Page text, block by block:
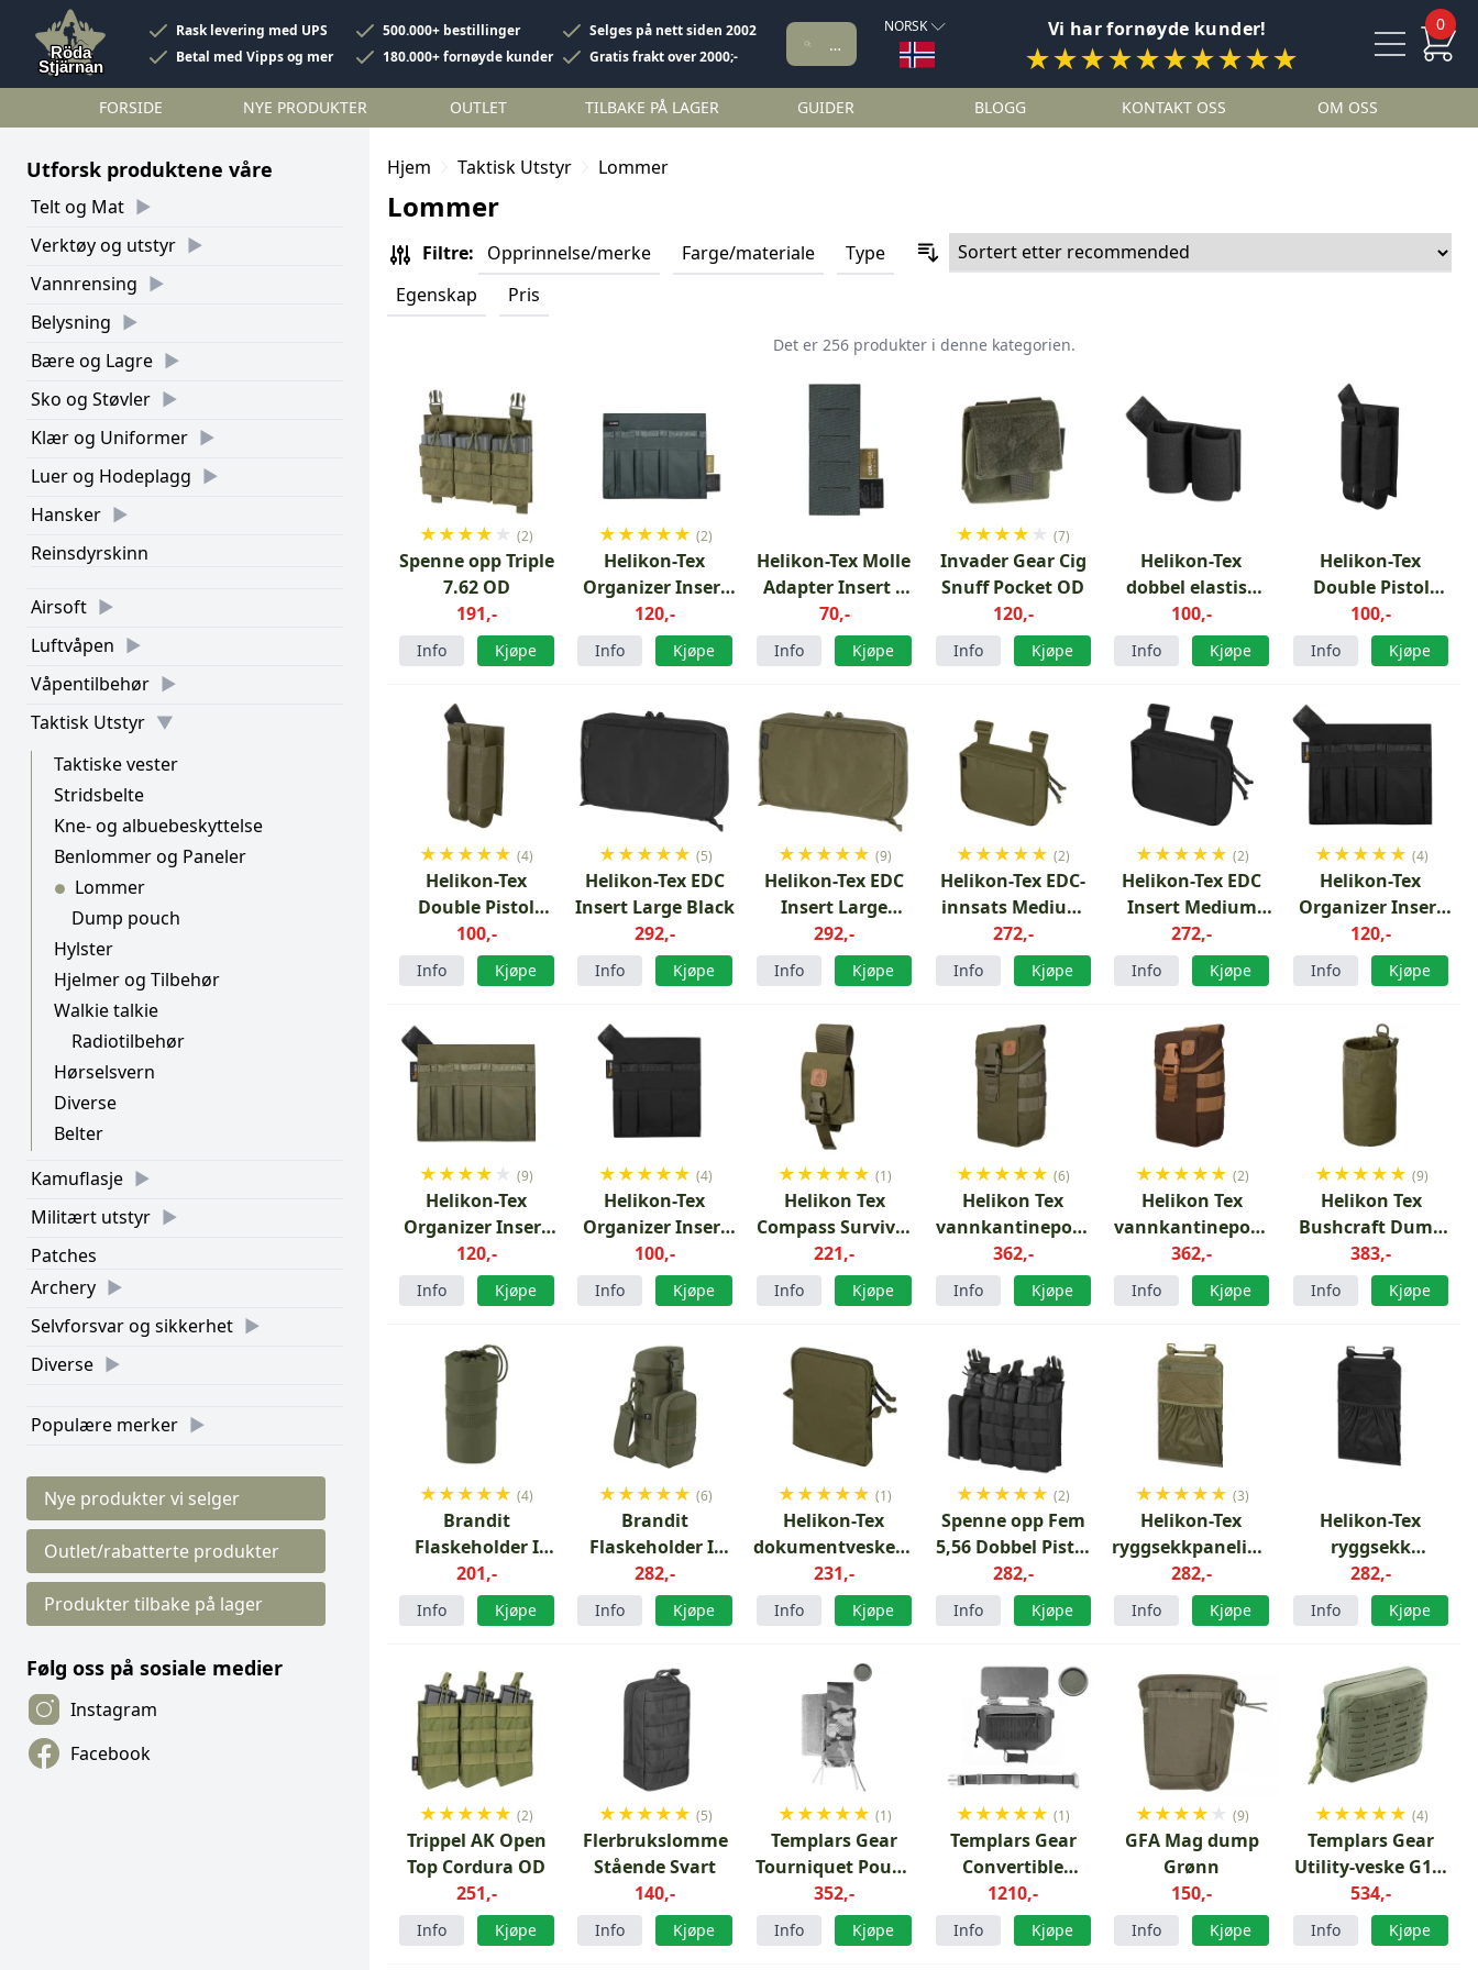
Rask levering med UPS 500.000+ bestillinger
Selges på nett siden 2002
Betal med Vipps og mer
180.000+ fornøyde kunder Gratis frakt over 2000;-
NORSK Vi har fornøyde kunder!
★★★★★★★★★★
0
FORSIDE NYE PRODUKTER OUTLET TILBAKE PÅ LAGER GUIDER BLOGG KONTAKT OSS OM OSS
Utforsk produktene våre
Telt og Mat
Verktøy og utstyr
Vannrensing
Belysning
Bære og Lagre
Sko og Støvler
Klær og Uniformer
Luer og Hodeplagg
Hansker
Reinsdyrskinn
Airsoft
Luftvåpen
Våpentilbehør
Taktisk Utstyr
Taktiske vester
Stridsbelte
Kne- og albuebeskyttelse
Benlommer og Paneler
● Lommer
Dump pouch
Hylster
Hjelmer og Tilbehør
Walkie talkie
Radiotilbehør
Hørselsvern
Diverse
Belter
Kamuflasje
Militært utstyr
Patches
Archery
Selvforsvar og sikkerhet
Diverse
Populære merker
Nye produkter vi selger
Outlet/rabatterte produkter
Produkter tilbake på lager
Følg oss på sosiale medier
Instagram
Facebook
Hjem Taktisk Utstyr Lommer
Lommer
Filtre: Opprinnelse/merke Farge/materiale
Type
Egenskap
Pris
Det er 256 produkter i denne kategorien.
★★★★ ★ (2)
Spenne opp Triple
7.62 OD
191,-
Info Kjøpe
★★★★★ (2)
Helikon-Tex
Organizer Insert
Large Shadow
Grey
120,-
Info Kjøpe
Helikon-Tex Molle
Adapter Insert 1
Shadow Grey
70,-
Info Kjøpe
★★★★ ★ (7)
Invader Gear Cig
Snuff Pocket OD
120,-
Info Kjøpe
Helikon-Tex
dobbel elastisk
innsats svart
100,-
Info Kjøpe
Helikon-Tex
Double Pistol
Magasininnsats
Sort
100,-
Info Kjøpe
★★★★★ (4)
Helikon-Tex
Double Pistol
Magasininnsats
Grønn
100,-
Info Kjøpe
★★★★★ (5)
Helikon-Tex EDC
Insert Large Black
292,-
Info Kjøpe
★★★★★ (9)
Helikon-Tex EDC
Insert Large
Green
292,-
Info Kjøpe
★★★★★ (2)
Helikon-Tex EDC-
innsats Medium
Grønn
272,-
Info Kjøpe
★★★★★ (2)
Helikon-Tex EDC
Insert Medium
Black
272,-
Info Kjøpe
★★★★★ (4)
Helikon-Tex
Organizer Insert
Large Black
120,-
Info Kjøpe
★★★★ ★ (9)
Helikon-Tex
Organizer Insert
Large Green
120,-
Info Kjøpe
★★★★★ (4)
Helikon-Tex
Organizer Insert
Medium Black
100,-
Info Kjøpe
★★★★★ (1)
Helikon Tex
Compass Survival
Pouch
Olivengrønn
221,-
Info Kjøpe
★★★★★ (6)
Helikon Tex
vannkantinepose
Olivengrønn
362,-
Info Kjøpe
★★★★★ (2)
Helikon Tex
vannkantinepose
Jordbrun leire
362,-
Info Kjøpe
★★★★★ (9)
Helikon Tex
Bushcraft Dump
Pouch Olive
Green
383,-
Info Kjøpe
★★★★★ (4)
Brandit
Flaskeholder I
Grønn
201,-
Info Kjøpe
★★★★★ (6)
Brandit
Flaskeholder II
Grønn
282,-
Info Kjøpe
★★★★★ (1)
Helikon-Tex
dokumentveskeinnsats
Olivengrønn
231,-
Info Kjøpe
★★★★★ (2)
Spenne opp Fem
5,56 Dobbel Pistol
Svart
282,-
Info Kjøpe
★★★★★ (3)
Helikon-Tex
ryggsekkpanelinnsats
OD
282,-
Info Kjøpe
Helikon-Tex
ryggsekk
Panelinnsats Sort
282,-
Info Kjøpe
★★★★★ (2)
Trippel AK Open
Top Cordura OD
251,-
Info Kjøpe
★★★★★ (5)
Flerbrukslomme
Stående Svart
140,-
Info Kjøpe
★★★★★ (1)
Templars Gear
Tourniquet Pouch
Ranger Green
352,-
Info Kjøpe
★★★★★ (1)
Templars Gear
Convertible
Dangler Pouch
Ranger Green
1210,-
Info Kjøpe
★★★★ ★ (9)
GFA Mag dump
Grønn
150,-
Info Kjøpe
★★★★★ (4)
Templars Gear
Utility-veske G1.1
Medium Ranger
Green
534,-
Info Kjøpe